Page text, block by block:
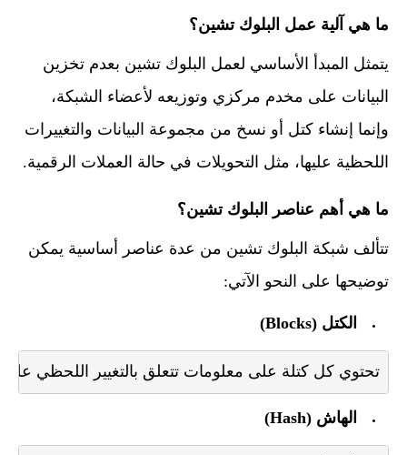
ما هي آلية عمل البلوك تشين؟
يتمثل المبدأ الأساسي لعمل البلوك تشين بعدم تخزين
البيانات على مخدم مركزي وتوزيعه لأعضاء الشبكة،
وإنما إنشاء كتل أو نسخ من مجموعة البيانات والتغييرات
اللحظية عليها، مثل التحويلات في حالة العملات الرقمية.
ما هي أهم عناصر البلوك تشين؟
تتألف شبكة البلوك تشين من عدة عناصر أساسية يمكن
توضيحها على النحو الآتي:
الكتل (Blocks)
تحتوي كل كتلة على معلومات تتعلق بالتغيير اللحظي على
الهاش (Hash)